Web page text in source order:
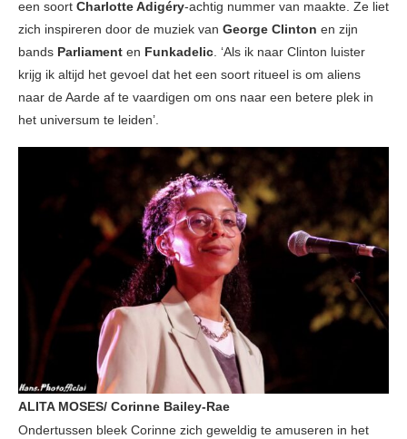
een soort Charlotte Adigéry-achtig nummer van maakte. Ze liet
zich inspireren door de muziek van George Clinton en zijn
bands Parliament en Funkadelic . ‘Als ik naar Clinton luister
krijg ik altijd het gevoel dat het een soort ritueel is om aliens
naar de Aarde af te vaardigen om ons naar een betere plek in
het universum te leiden’.
ALITA MOSES/ Corinne Bailey-Rae
Ondertussen bleek Corinne zich geweldig te amuseren in het